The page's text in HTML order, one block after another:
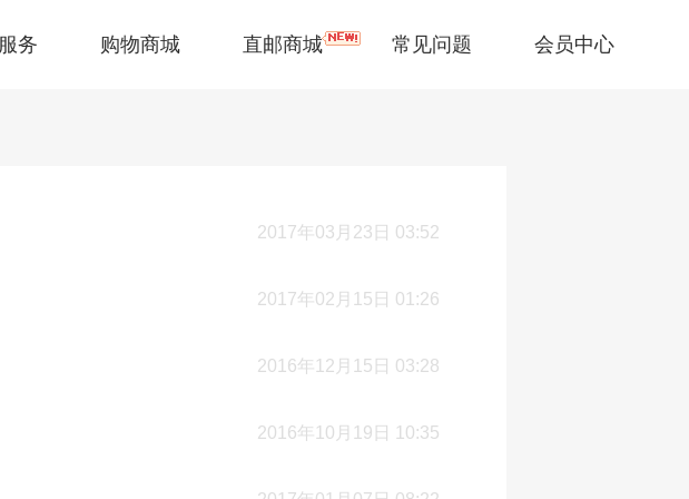
务 购物商城 直邮商城 常见问题 会员中心
2017年03月23日 03:52
2017年02月15日 01:26
2016年12月15日 03:28
2016年10月19日 10:35